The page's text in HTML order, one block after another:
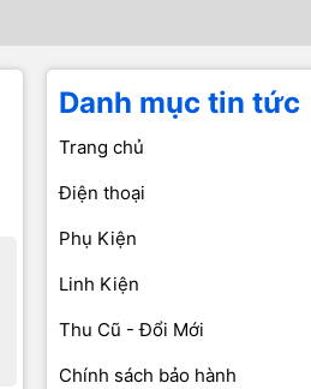
Danh mục tin tức
Trang chủ
Điện thoại
Phụ Kiện
Linh Kiện
Thu Cũ - Đổi Mới
Chính sách bảo hành